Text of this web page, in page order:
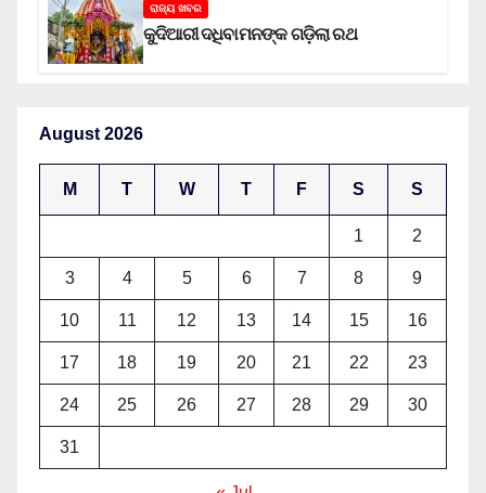
ରାଜ୍ୟ ଖବର
କୁଦିଆରୀ ଦଧିବାମନଙ୍କ ଗଡ଼ିଲା ରଥ
August 2026
M T W T F S S
1 2
3 4 5 6 7 8 9
10 11 12 13 14 15 16
17 18 19 20 21 22 23
24 25 26 27 28 29 30
31